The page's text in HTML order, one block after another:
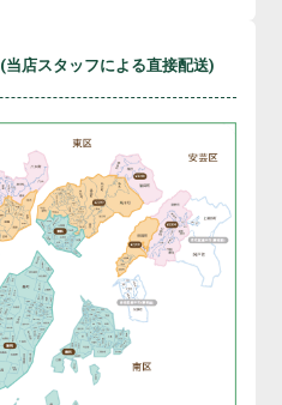
(当店スタッフによる直接配送)